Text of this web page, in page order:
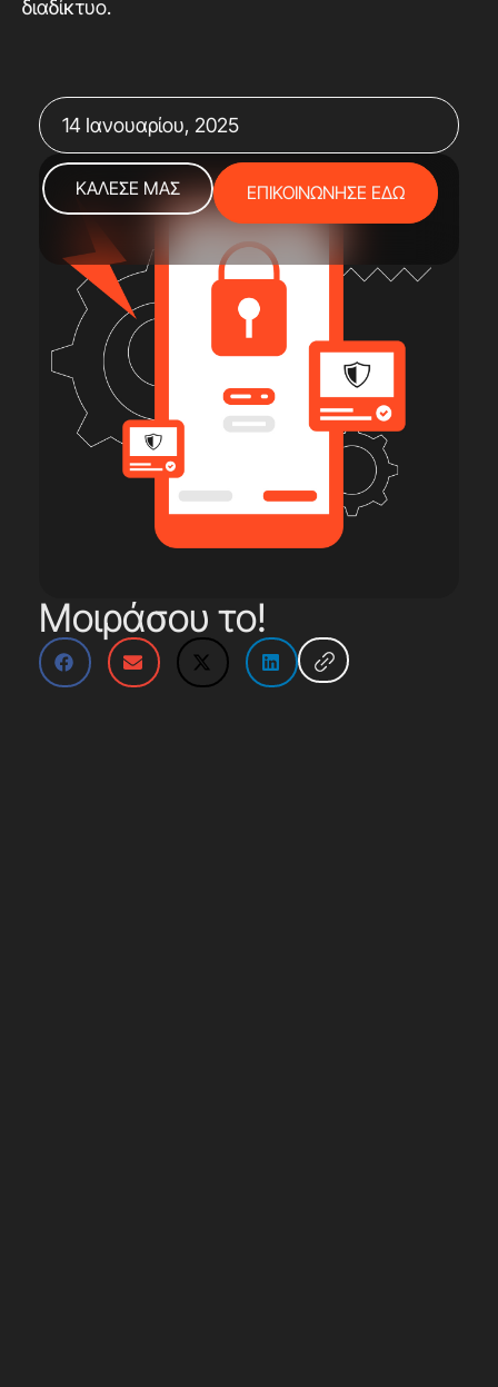
14 Ιανουαρίου, 2025
ΚΑΛΕΣΕ ΜΑΣ ΕΠΙΚΟΙΝΩΝΗΣΕ ΕΔΩ
Μοιράσου το!
διαδίκτυο.